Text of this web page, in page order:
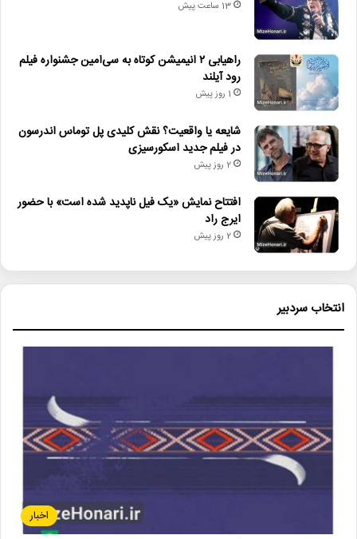
13 ساعت پیش
راهیابی ۲ انیمیشن کوتاه به سی‌امین جشنواره فیلم
رود آیلند
1 روز پیش
شایعه یا واقعیت؟ نقش کلیدی پل توماس اندرسون
در فیلم جدید اسکورسیزی
2 روز پیش
افتتاح نمایش «یک فیل ناپدید شده است» با حضور
ایرج راد
2 روز پیش
انتخاب سردبیر
اخبار